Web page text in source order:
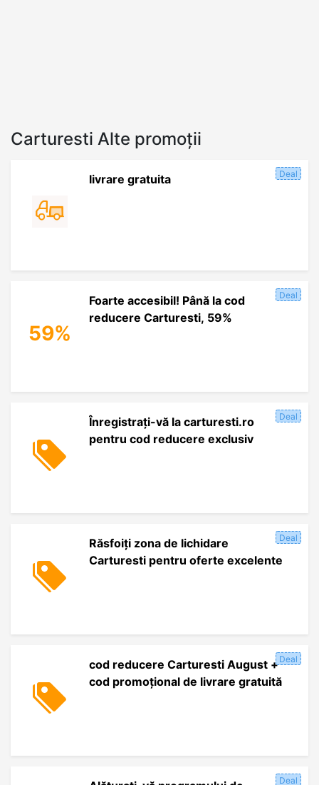
Carturesti Alte promoții
Deal
livrare gratuita
Deal
59%
Foarte accesibil! Până la cod
reducere Carturesti, 59%
Deal
Înregistrați-vă la carturesti.ro
pentru cod reducere exclusiv
Deal
Răsfoiți zona de lichidare
Carturesti pentru oferte excelente
Deal
cod reducere Carturesti August +
cod promoțional de livrare gratuită
Deal